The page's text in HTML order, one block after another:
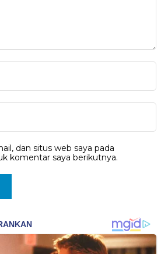
dan situs web saya pada
komentar saya berikutnya.